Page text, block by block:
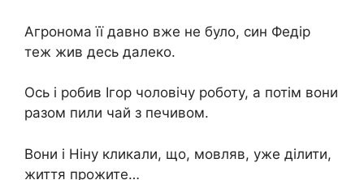
Агронома її давно вже не було, син Федір
теж жив десь далеко.
Ось і робив Ігор чоловічу роботу, а потім вони
разом пили чай з печивом.
Вони і Ніну кликали, що, мовляв, уже ділити,
життя прожите…